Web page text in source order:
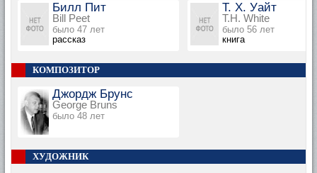
Билл Пит
Bill Peet
было 47 лет
рассказ
Т. Х. Уайт
T.H. White
было 56 лет
книга
КОМПОЗИТОР
Джордж Брунс
George Bruns
было 48 лет
ХУДОЖНИК